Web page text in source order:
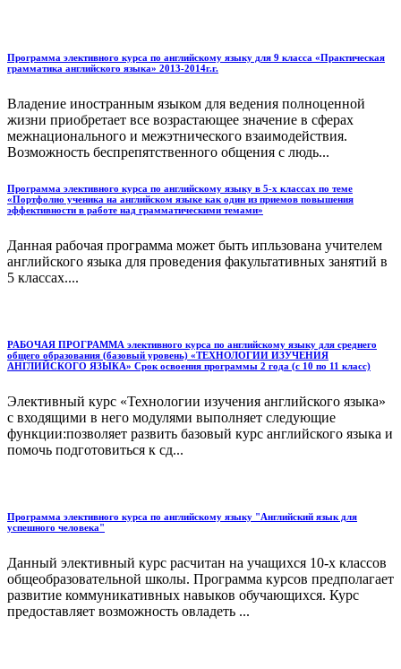
Программа элективного курса по английскому языку для 9 класса «Практическая
грамматика английского языка» 2013-2014г.г.
Владение иностранным языком для ведения полноценной
жизни приобретает все возрастающее значение в сферах
межнационального и межэтнического взаимодействия.
Возможность беспрепятственного общения с людь...
Программа элективного курса по английскому языку в 5-х классах по теме
«Портфолио ученика на английском языке как один из приемов повышения
эффективности в работе над грамматическими темами»
Данная рабочая программа может быть ипльзована учителем
английского языка для проведения факультативных занятий в
5 классах....
РАБОЧАЯ ПРОГРАММА элективного курса по английскому языку для среднего
общего образования (базовый уровень) «ТЕХНОЛОГИИ ИЗУЧЕНИЯ
АНГЛИЙСКОГО ЯЗЫКА» Срок освоения программы 2 года (с 10 по 11 класс)
Элективный курс «Технологии изучения английского языка»
с входящими в него модулями выполняет следующие
функции:позволяет развить базовый курс английского языка и
помочь подготовиться к сд...
Программа элективного курса по английскому языку "Английский язык для
успешного человека"
Данный элективный курс расчитан на учащихся 10-х классов
общеобразовательной школы. Программа курсов предполагает
развитие коммуникативных навыков обучающихся. Курс
предоставляет возможность овладеть ...